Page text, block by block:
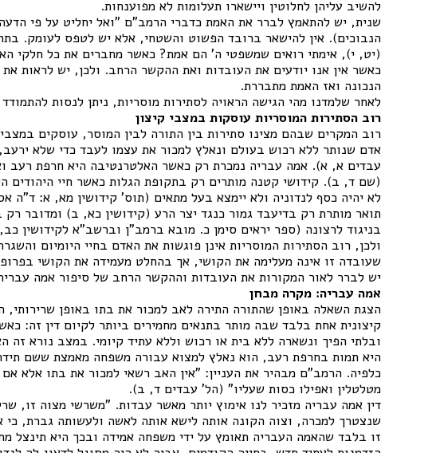
להשיב עליהן לחלוטין ויישארו תעלומות לא מפוענחות.
שנית, יש להתאמץ לברר את האמת כדברי הרמב"ם "ואל יחליט על פי
הנבוכים). אין להישאר ברובד הפשוט והשטחי, אלא יש לטפס לעומק.
(יט, י), אימתי רואים שמשפטי ה' הם אמת? כאשר מחברים את כל חלקי
כאשר אין אנו יודעים את העובדות ואת ההקשר הרחב. ולכן, יש לראות
הנכונה ואז האמת מתבררת.
לאחר שלמדנו מהי הגישה הראויה לסתירות מוסריות, ניתן לנסות
רוב הסתירות המוסריות עוסקות במצבי קיצון
רוב המקרים שבהם מצינו סתירות בין התורה לבין המוסר, עוסקים
אדם שנותר ללא רכוש בעולם ונאלץ למכור את עצמו לעבד כדי שלא
עבדים א, א). אמה עבריה נמכרת רק כאשר האלטרנטיבה היא חרפת רעב
(שם ד, ב). קידושי קטנה מותרים רק בתקופת הגלות כאשר חיי היהודים
לא יהיה כסף לנדוניה ולא יימצא בעל מתאים (תוס' קידושין מא, א:
תואר מותרת רק בדיעבד גמור כנגד יצר הרע (קידושין כא, ב) ומדובר
בניגוד לרצונה (ספר יראים סימן כ. מובא ברמב"ן וברשב"א לקידושין
ולכן, רוב הסתירות המוסריות אינן פוגשות את האדם בחיי היומיום
שעובדה זו אינה מעלימה את הקושי, אך בהחלט מעמידה את הקושי
יש לברר לאור המקורות את העובדות וההקשר הרחב של סיפור אמה
אמה עבריה: מקרה מבחן
הצגת השאלה באופן שהתורה התירה לאב למכור את בתו באופן שרירותי,
קיצונית אחת בלבד שבה מותר בתנאים מחמירים ביותר לקיום דין זה:
ובלתי הפיך ונשארה ללא בית או רכוש וללא עתיד קיומי. במצב נורא
היא תמות בחרפת רעב, הוא נאלץ למצוא עבורה משפחה מאמצת ששם
כלפיה. הרמב"ם מבהיר את העניין: "אין האב רשאי למכור את בתו אלא
מטלטלין ואפילו כסות שעליו" (הל' עבדים ד, ב).
דין אמה עבריה מזכיר לנו אימוץ יותר מאשר עבדות. "משרשי מצוה זו,
שנצטרך למכרה, וצוה הקונה אותה לישא אותה לאשה ולעשותה גברת, כי
זו בלבד שהאמה העבריה תאומץ על ידי משפחה אמידה ובכך היא תינצל